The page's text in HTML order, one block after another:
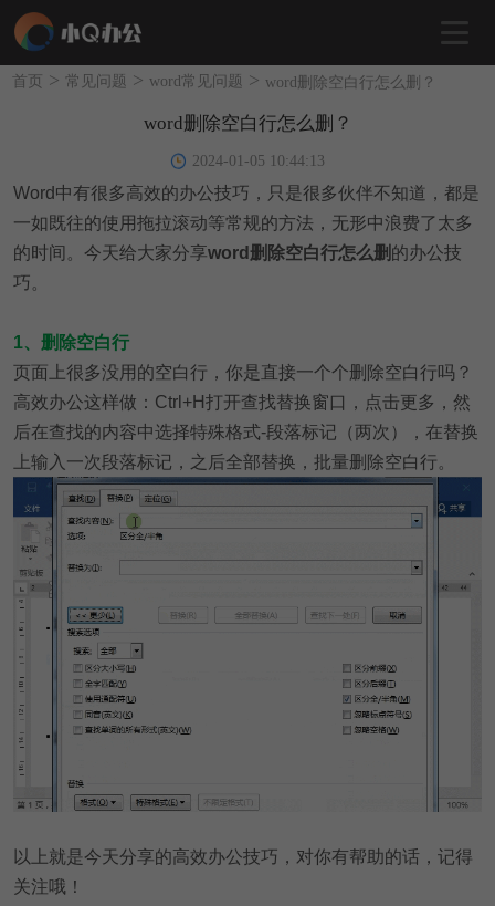
首页 > 常见问题 > word常见问题 > word删除空白行怎么删？
word删除空白行怎么删？
2024-01-05 10:44:13
Word中有很多高效的办公技巧，只是很多伙伴不知道，都是
一如既往的使用拖拉滚动等常规的方法，无形中浪费了太多
的时间。今天给大家分享word删除空白行怎么删 的办公技
巧。
1、删除空白行
页面上很多没用的空白行，你是直接一个个删除空白行吗？
高效办公这样做：Ctrl+H打开查找替换窗口，点击更多，然
后在查找的内容中选择特殊格式-段落标记（两次），在替换
上输入一次段落标记，之后全部替换，批量删除空白行。
以上就是今天分享的高效办公技巧，对你有帮助的话，记得
关注哦！